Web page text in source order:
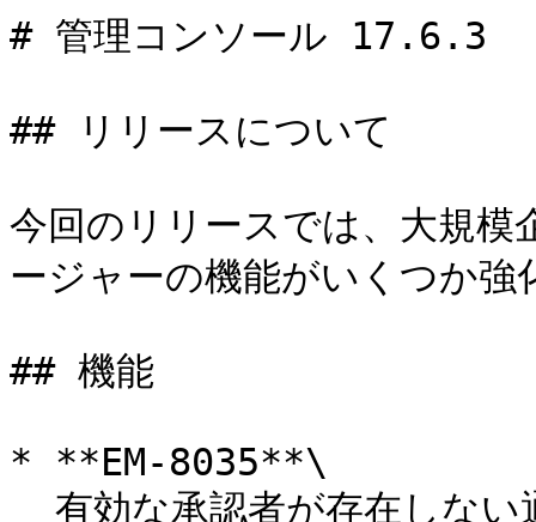
# 管理コンソール 17.6.3
## リリースについて
今回のリリースでは、大規
ージャーの機能がいくつか強
## 機能
* **EM-8035**\